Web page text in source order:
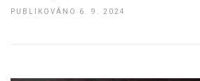
PUBLIKOVÁNO 6. 9. 2024